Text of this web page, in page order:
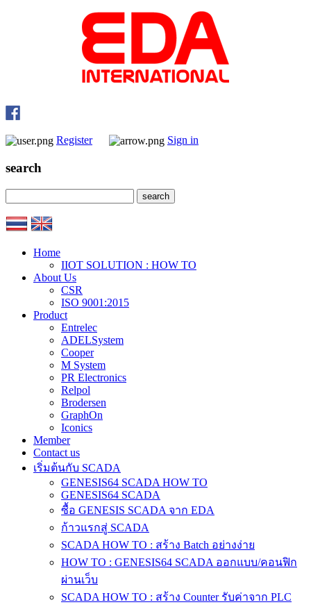
Register Sign in
search
Home
IIOT SOLUTION : HOW TO
About Us
CSR
ISO 9001:2015
Product
Entrelec
ADELSystem
Cooper
M System
PR Electronics
Relpol
Brodersen
GraphOn
Iconics
Member
Contact us
เริ่มต้นกับ SCADA
GENESIS64 SCADA HOW TO
GENESIS64 SCADA
ซื้อ GENESIS SCADA จาก EDA
ก้าวแรกสู่ SCADA
SCADA HOW TO : สร้าง Batch อย่างง่าย
HOW TO : GENESIS64 SCADA ออกแบบ/คอนฟิก
ผ่านเว็บ
SCADA HOW TO : สร้าง Counter รับค่าจาก PLC